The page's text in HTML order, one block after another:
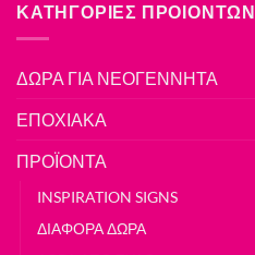
ΚΑΤΗΓΟΡΙΕΣ ΠΡΟΙΟΝΤΩΝ
ΔΩΡΑ ΓΙΑ ΝΕΟΓΕΝΝΗΤΑ
ΕΠΟΧΙΑΚΑ
ΠΡΟΪΟΝΤΑ
INSPIRATION SIGNS
ΔΙΑΦΟΡΑ ΔΩΡΑ